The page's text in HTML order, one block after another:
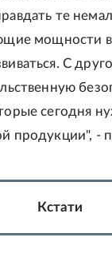
те
мощности
С
сегодня
продукции", -
Кстати